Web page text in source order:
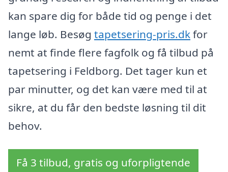
kan spare dig for både tid og penge i det
lange løb. Besøg tapetsering-pris.dkfor
nemt at finde flere fagfolk og få tilbud på
tapetsering i Feldborg. Det tager kun et
par minutter, og det kan være med til at
sikre, at du får den bedste løsning til dit
behov.
Få 3 tilbud, gratis og uforpligtende